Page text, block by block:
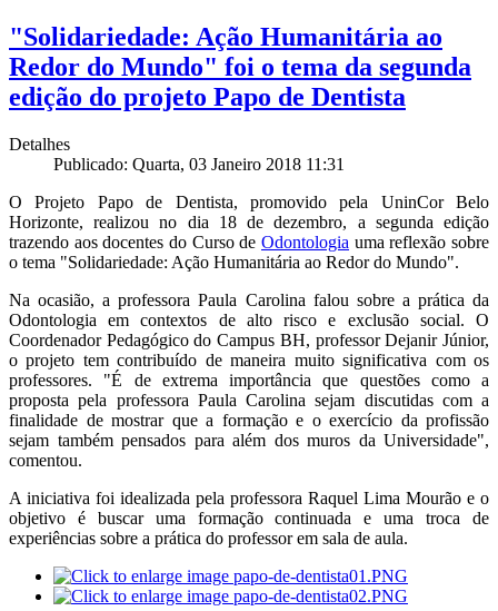
"Solidariedade: Ação Humanitária ao
Redor do Mundo" foi o tema da segunda
edição do projeto Papo de Dentista
Detalhes
Publicado: Quarta, 03 Janeiro 2018 11:31
O Projeto Papo de Dentista, promovido pela UninCor Belo
Horizonte, realizou no dia 18 de dezembro, a segunda edição
trazendo aos docentes do Curso de Odontologia uma reflexão sobre
o tema "Solidariedade: Ação Humanitária ao Redor do Mundo".
Na ocasião, a professora Paula Carolina falou sobre a prática da
Odontologia em contextos de alto risco e exclusão social. O
Coordenador Pedagógico do Campus BH, professor Dejanir Júnior,
o projeto tem contribuído de maneira muito significativa com os
professores. "É de extrema importância que questões como a
proposta pela professora Paula Carolina sejam discutidas com a
finalidade de mostrar que a formação e o exercício da profissão
sejam também pensados para além dos muros da Universidade",
comentou.
A iniciativa foi idealizada pela professora Raquel Lima Mourão e o
objetivo é buscar uma formação continuada e uma troca de
experiências sobre a prática do professor em sala de aula.